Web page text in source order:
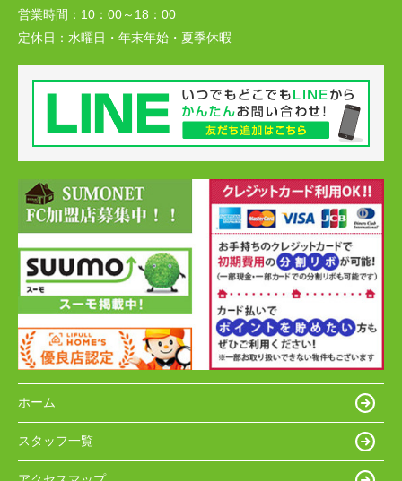
営業時間： 10：00～18：00
定休日： 水曜日・年末年始・夏季休暇
ホーム
スタッフ一覧